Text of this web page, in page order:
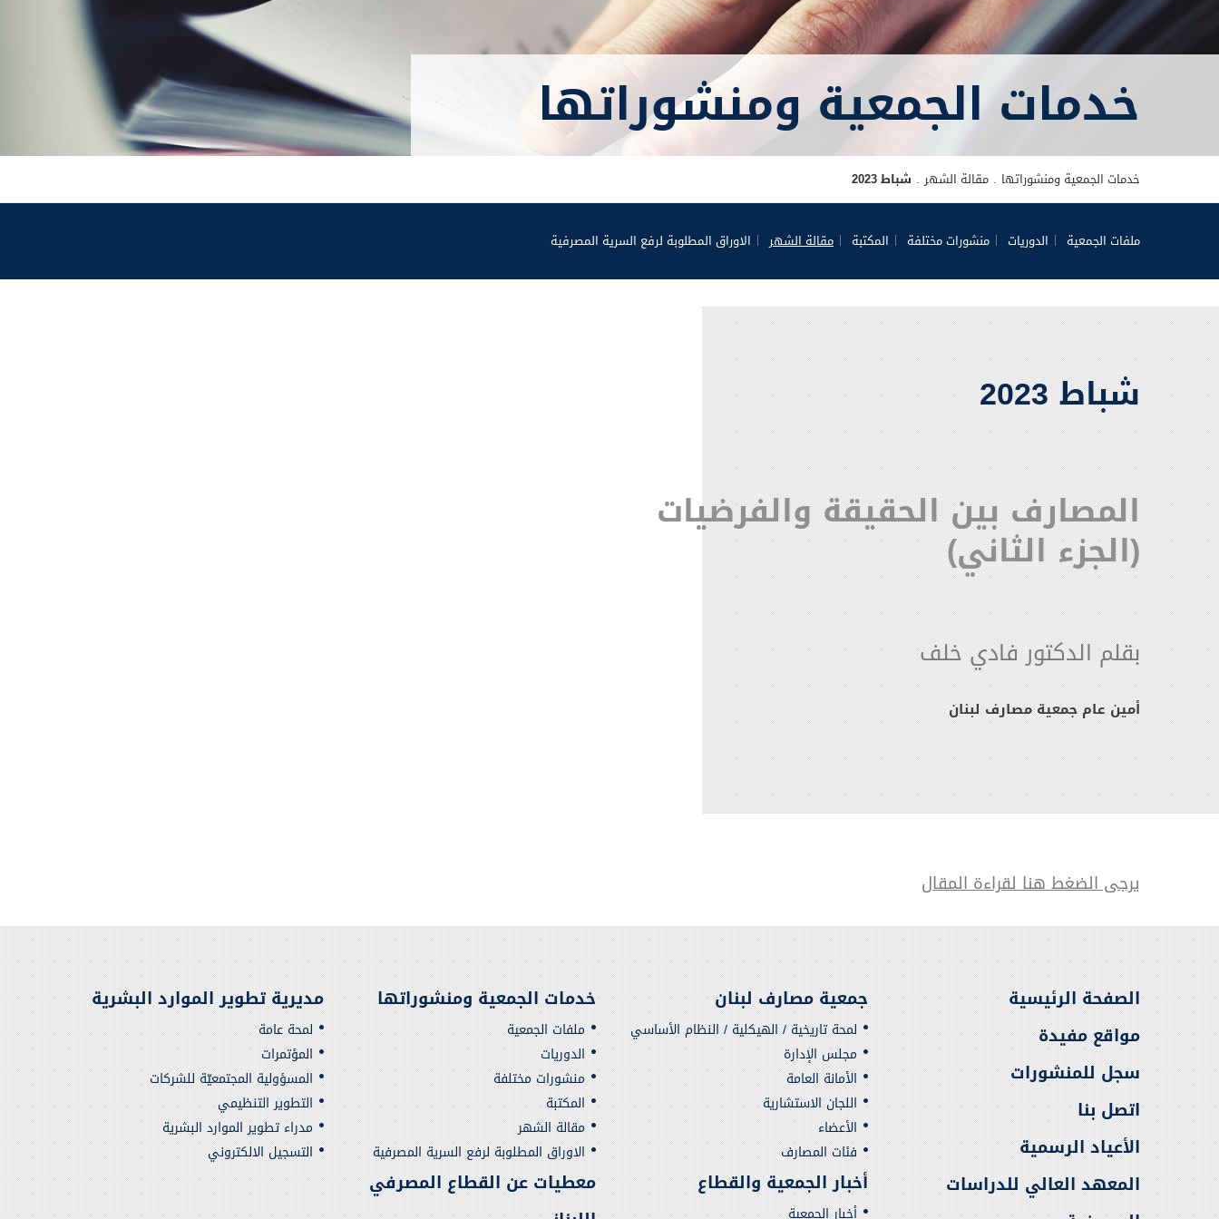
خدمات الجمعية ومنشوراتها
خدمات الجمعية ومنشوراتها مقالة الشهر شباط 2023
ملفات الجمعية الدوريات منشورات مختلفة المكتبة مقالة الشهر الاوراق المطلوبة لرفع السرية المصرفية
شباط 2023
المصارف بين الحقيقة والفرضيات
(الجزء الثاني)
بقلم الدكتور فادي خلف
أمين عام جمعية مصارف لبنان
يرجى الضغط هنا لقراءة المقال
الصفحة الرئيسية
مواقع مفيدة
سجل للمنشورات
اتصل بنا
الأعياد الرسمية
المعهد العالي للدراسات
جمعية مصارف لبنان
لمحة تاريخية / الهيكلية / النظام الأساسي
مجلس الإدارة
الأمانة العامة
اللجان الاستشارية
الأعضاء
فئات المصارف
خدمات الجمعية ومنشوراتها
ملفات الجمعية
الدوريات
منشورات مختلفة
المكتبة
مقالة الشهر
الاوراق المطلوبة لرفع السرية المصرفية
مديرية تطوير الموارد البشرية
لمحة عامة
المؤتمرات
المسؤولية المجتمعيّة للشركات
التطوير التنظيمي
مدراء تطوير الموارد البشرية
التسجيل الالكتروني
أخبار الجمعية والقطاع
أخبار الجمعية
معطيات عن القطاع المصرفي